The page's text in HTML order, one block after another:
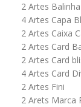
2 Artes
4 Artes Capa
2 Artes Caixa
2 Artes Card
2 Artes Card
4 Artes Card
2 Artes Fini
2 Arets Marca